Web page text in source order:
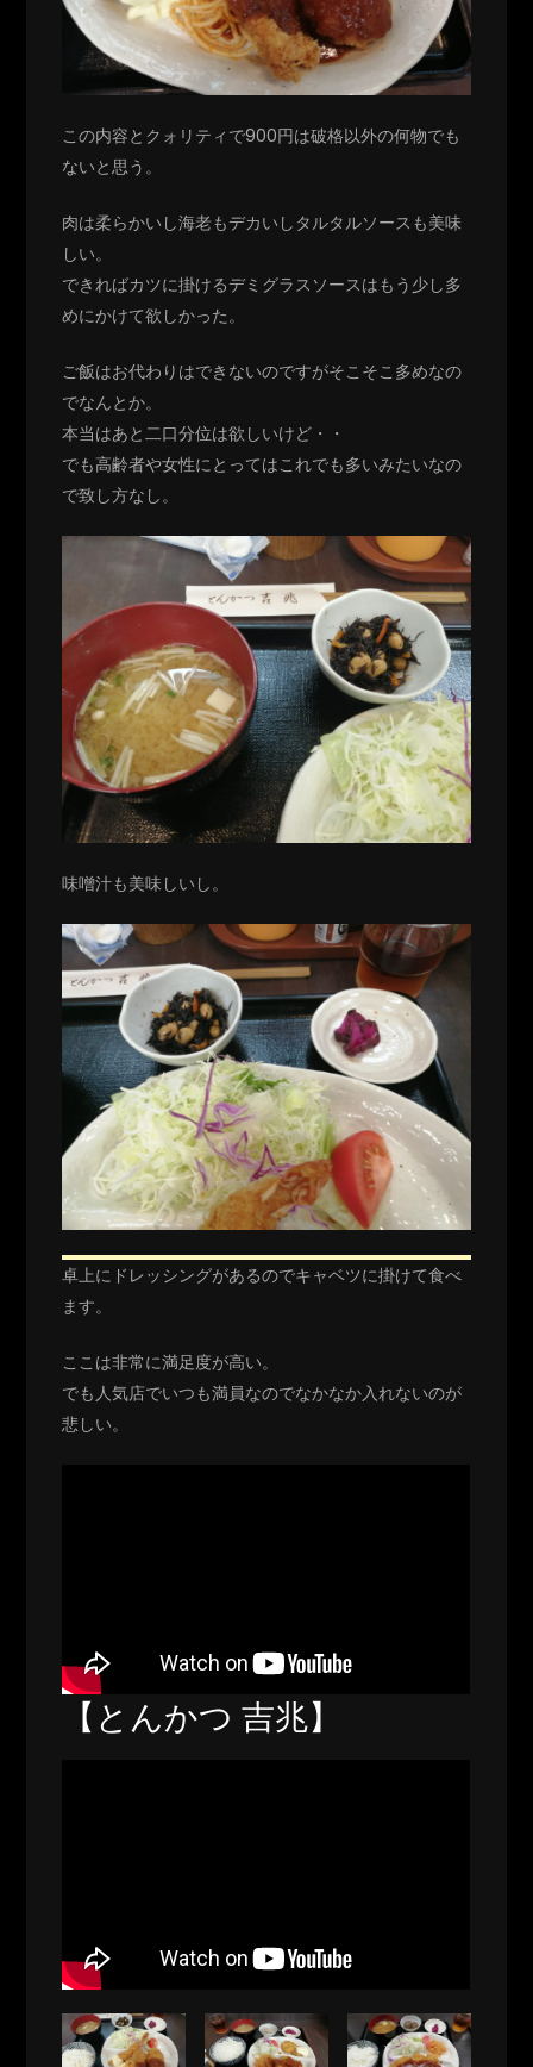
この内容とクォリティで900円は破格以外の何物でも
ないと思う。
肉は柔らかいし海老もデカいしタルタルソースも美味
しい。
できればカツに掛けるデミグラスソースはもう少し多
めにかけて欲しかった。
ご飯はお代わりはできないのですがそこそこ多めなの
でなんとか。
本当はあと二口分位は欲しいけど・・
でも高齢者や女性にとってはこれでも多いみたいなの
で致し方なし。
味噌汁も美味しいし。
卓上にドレッシングがあるのでキャベツに掛けて食べ
ます。
ここは非常に満足度が高い。
でも人気店でいつも満員なのでなかなか入れないのが
悲しい。
【とんかつ 吉兆】